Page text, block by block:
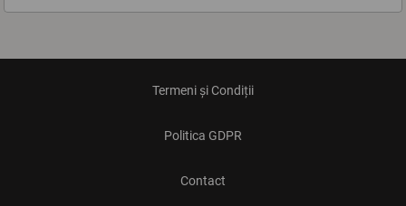
Termeni și Condiții
Politica GDPR
Contact